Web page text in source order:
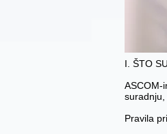
I. ŠTO
ASCOM-
suradnju,
Pravila